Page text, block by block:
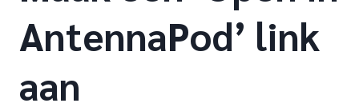
AntennaPod’ link
aan